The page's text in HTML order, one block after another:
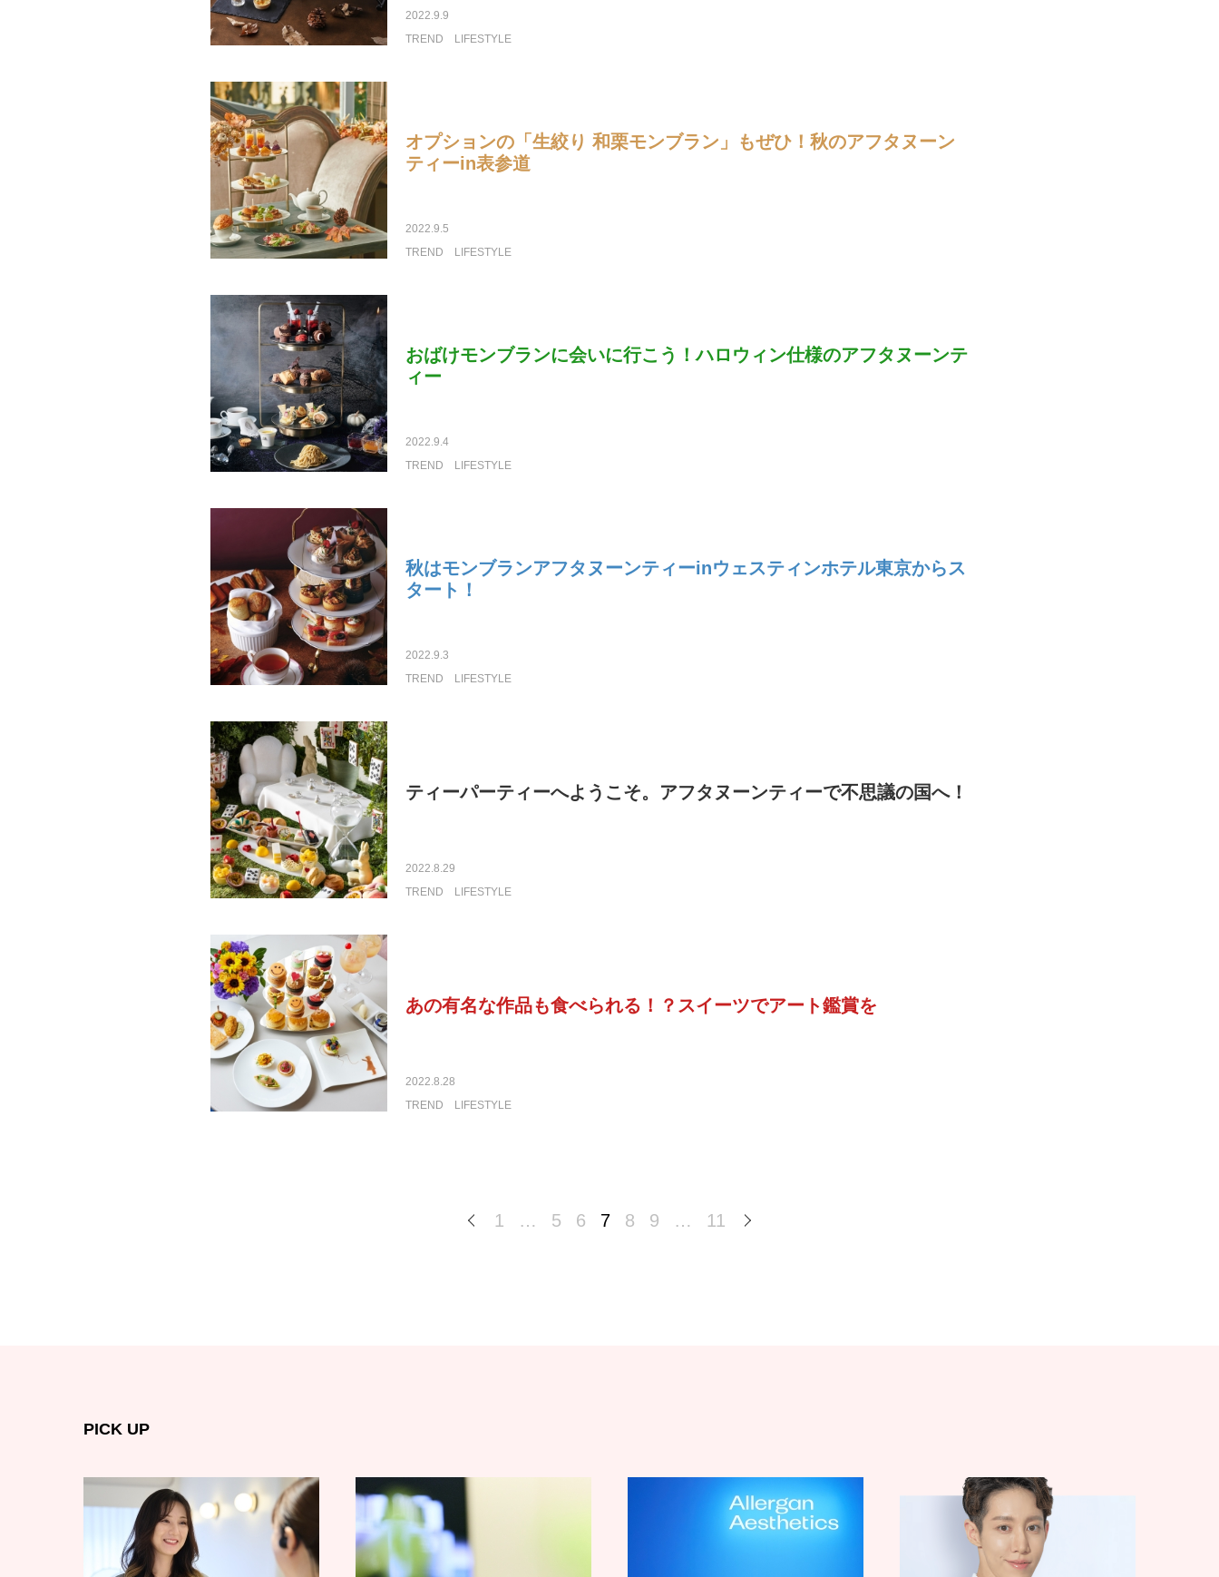
2022.9.9
TREND
LIFESTYLE
オプションの「生絞り 和栗モンブラン」もぜひ！秋のアフタヌーン
ティーin表参道
2022.9.5
TREND
LIFESTYLE
おばけモンブランに会いに行こう！ハロウィン仕様のアフタヌーンテ
ィー
2022.9.4
TREND
LIFESTYLE
秋はモンブランアフタヌーンティーinウェスティンホテル東京からス
タート！
2022.9.3
TREND
LIFESTYLE
ティーパーティーへようこそ。アフタヌーンティーで不思議の国へ！
2022.8.29
TREND
LIFESTYLE
あの有名な作品も食べられる！？スイーツでアート鑑賞を
2022.8.28
TREND
LIFESTYLE
1 … 5 6 7 8 9 … 11
PICK UP